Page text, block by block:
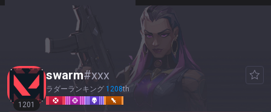
1201
swarm#xxx
ラダーランキング 1208th